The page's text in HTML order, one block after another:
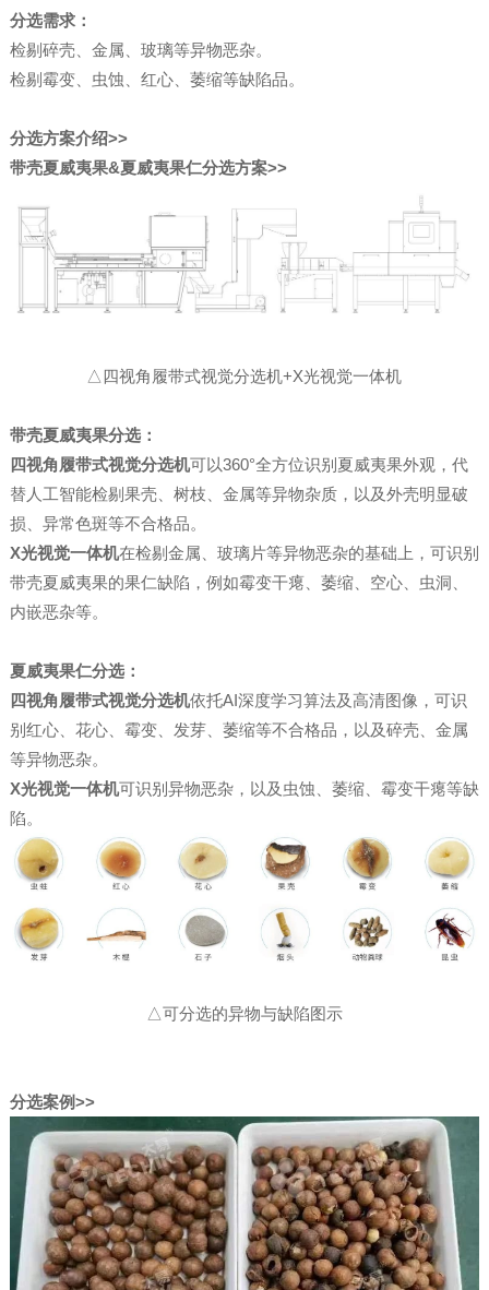
分选需求：
检剔碎壳、金属、玻璃等异物恶杂。
检剔霉变、虫蚀、红心、萎缩等缺陷品。
分选方案介绍>>
带壳夏威夷果&夏威夷果仁分选方案>>
△四视角履带式视觉分选机+X光视觉一体机
带壳夏威夷果分选：
四视角履带式视觉分选机可以360°全方位识别夏威夷果外观，代
替人工智能检剔果壳、树枝、金属等异物杂质，以及外壳明显破
损、异常色斑等不合格品。
X光视觉一体机在检剔金属、玻璃片等异物恶杂的基础上，可识别
带壳夏威夷果的果仁缺陷，例如霉变干瘪、萎缩、空心、虫洞、
内嵌恶杂等。
夏威夷果仁分选：
四视角履带式视觉分选机依托AI深度学习算法及高清图像，可识
别红心、花心、霉变、发芽、萎缩等不合格品，以及碎壳、金属
等异物恶杂。
X光视觉一体机可识别异物恶杂，以及虫蚀、萎缩、霉变干瘪等缺
陷。
△可分选的异物与缺陷图示
分选案例>>